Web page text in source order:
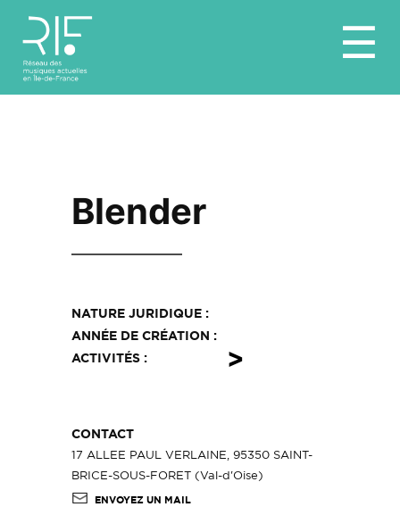
☰
Blender
NATURE JURIDIQUE :
ANNÉE DE CRÉATION :
ACTIVITÉS :
CONTACT
17 ALLEE PAUL VERLAINE, 95350 SAINT-
BRICE-SOUS-FORET (Val-d'Oise)
ENVOYEZ UN MAIL
>